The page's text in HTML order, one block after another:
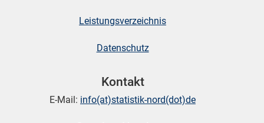
Leistungsverzeichnis
Datenschutz
Kontakt
E-Mail: info(at)statistik-nord(dot)de